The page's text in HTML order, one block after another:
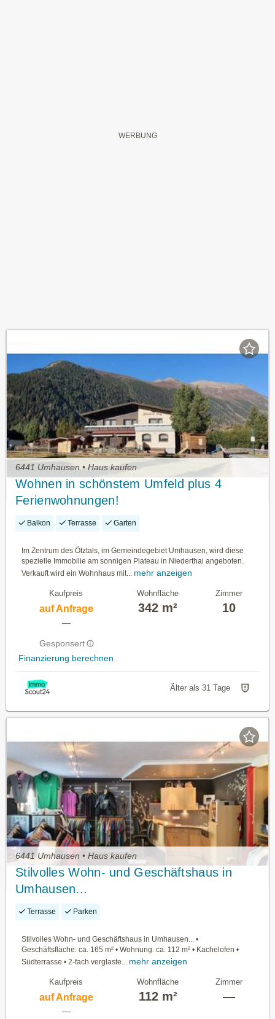
6441 Umhausen • Haus kaufen
Wohnen in schönstem Umfeld plus 4
Ferienwohnungen!
Balkon Terrasse Garten
Im Zentrum des Ötztals, im Gemeindegebiet Umhausen, wird diese
spezielle Immobilie am sonnigen Plateau in Niederthai angeboten.
Verkauft wird ein Wohnhaus mit... mehr anzeigen
Kaufpreis
auf Anfrage
—
Gesponsert
Finanzierung berechnen
Wohnfläche
342 m²
Zimmer
10
Älter als 31 Tage
6441 Umhausen • Haus kaufen
Stilvolles Wohn- und Geschäftshaus in
Umhausen...
Terrasse Parken
Stilvolles Wohn- und Geschäftshaus in Umhausen... •
Geschäftsfläche: ca. 165 m² • Wohnung: ca. 112 m² • Kachelofen •
Südterrasse • 2-fach verglaste...
mehr anzeigen
Kaufpreis
auf Anfrage
—
Wohnfläche
112 m²
Zimmer
—